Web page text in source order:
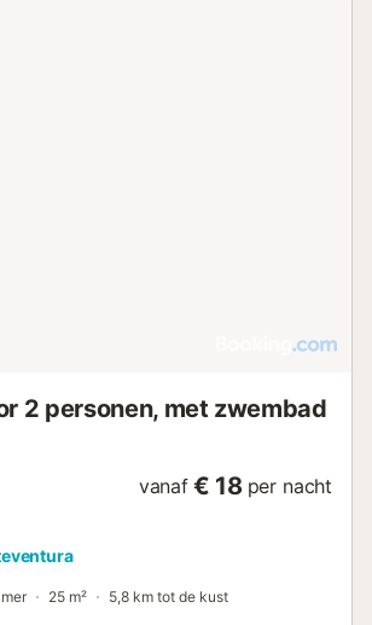
2 personen, met zwembad
vanaf € 18 per nacht
25 m² 5,8 km tot de kust